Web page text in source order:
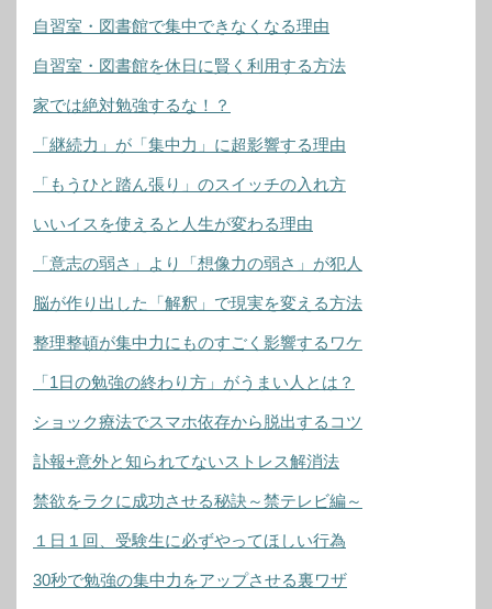
自習室・図書館で集中できなくなる理由
自習室・図書館を休日に賢く利用する方法
家では絶対勉強するな！？
「継続力」が「集中力」に超影響する理由
「もうひと踏ん張り」のスイッチの入れ方
いいイスを使えると人生が変わる理由
「意志の弱さ」より「想像力の弱さ」が犯人
脳が作り出した「解釈」で現実を変える方法
整理整頓が集中力にものすごく影響するワケ
「1日の勉強の終わり方」がうまい人とは？
ショック療法でスマホ依存から脱出するコツ
訃報+意外と知られてないストレス解消法
禁欲をラクに成功させる秘訣～禁テレビ編～
１日１回、受験生に必ずやってほしい行為
30秒で勉強の集中力をアップさせる裏ワザ